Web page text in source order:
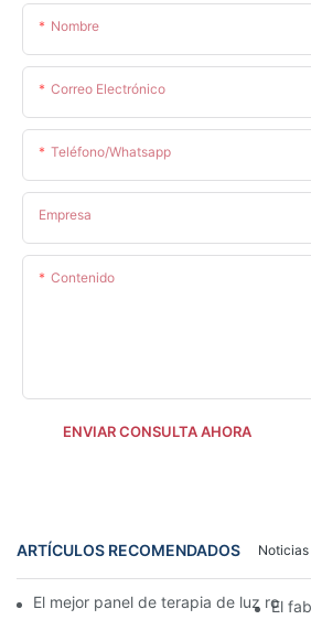
Nombre
Correo Electrónico
Teléfono/whatsapp
Empresa
Contenido
ENVIAR CONSULTA AHORA
ARTÍCULOS RECOMENDADOS Noticias
El mejor panel de terapia de luz roja
El